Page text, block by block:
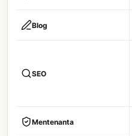
Blog
SEO
Mentenanta